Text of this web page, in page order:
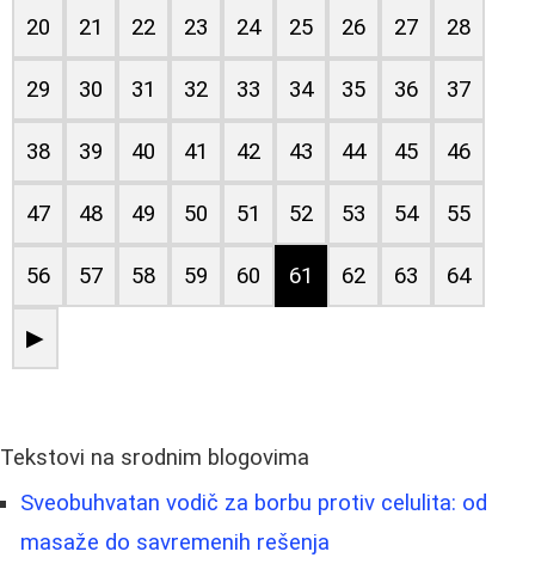
20 21 22 23 24 25 26 27 28
29 30 31 32 33 34 35 36 37
38 39 40 41 42 43 44 45 46
47 48 49 50 51 52 53 54 55
56 57 58 59 60 61 62 63 64
▶
Tekstovi na srodnim blogovima
Sveobuhvatan vodič za borbu protiv celulita: od
masaže do savremenih rešenja